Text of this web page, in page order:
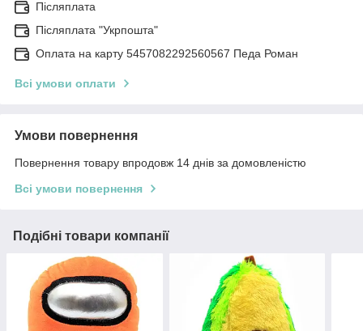
Післяплата
Післяплата "Укрпошта"
Оплата на карту 5457082292560567 Педа Роман
Всі умови оплати
Умови повернення
Повернення товару впродовж 14 днів за домовленістю
Всі умови повернення
Подібні товари компанії